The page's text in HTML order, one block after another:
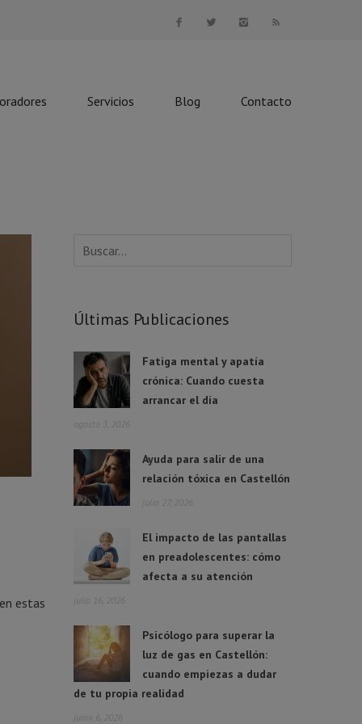
Servicios Blog Contacto
estas
Últimas Publicaciones
Fatiga mental y apatía
crónica: Cuando cuesta
arrancar el día
agosto 3, 2026
Ayuda para salir de una
relación tóxica en Castellón
julio 27, 2026
El impacto de las pantallas
en preadolescentes: cómo
afecta a su atención
julio 16, 2026
Psicólogo para superar la
luz de gas en Castellón:
cuando empiezas a dudar
de tu propia realidad
junio 6, 2026